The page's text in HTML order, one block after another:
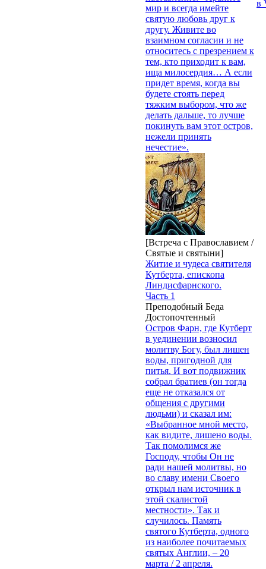
мир и всегда имейте
святую любовь друг к
другу. Живите во
взаимном согласии и не
относитесь с презрением к
тем, кто приходит к вам,
ища милосердия… А если
придет время, когда вы
будете стоять перед
тяжким выбором, что же
делать дальше, то лучше
покинуть вам этот остров,
нежели принять
нечестие».
[Встреча с Православием /
Святые и святыни]
Житие и чудеса святителя
Кутберта, епископа
Линдисфарнского.
Часть 1
Преподобный Беда
Достопочтенный
Остров Фарн, где Кутберт
в уединении возносил
молитву Богу, был лишен
воды, пригодной для
питья. И вот подвижник
собрал братиев (он тогда
еще не отказался от
общения с другими
людьми) и сказал им:
«Выбранное мной место,
как видите, лишено воды.
Так помолимся же
Господу, чтобы Он не
ради нашей молитвы, но
во славу имени Своего
открыл нам источник в
этой скалистой
местности». Так и
случилось. Память
святого Кутберта, одного
из наиболее почитаемых
святых Англии, – 20
марта / 2 апреля.
в